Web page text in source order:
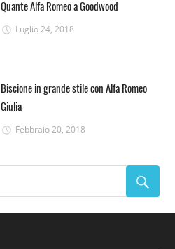
Quante Alfa Romeo a Goodwood
Luglio 24, 2018
Biscione in grande stile con Alfa Romeo
Giulia
Febbraio 20, 2018